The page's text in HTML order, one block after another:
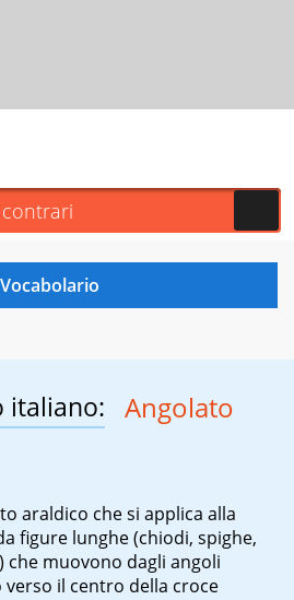
italiano: Angolato
araldico che si applica alla
figure lunghe (chiodi, spighe,
che muovono dagli angoli
verso il centro della croce